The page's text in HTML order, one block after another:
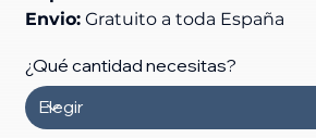
Envio: Gratuito a toda España
¿Qué cantidad necesitas?